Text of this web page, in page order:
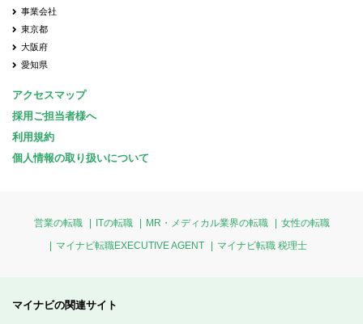
事業会社
東京都
大阪府
愛知県
アクセスマップ
採用ご担当者様へ
利用規約
個人情報の取り扱いについて
営業の転職 ITの転職 MR・メディカル業界の転職
女性の転職
マイナビ転職EXECUTIVE AGENT
マイナビ転職 税理士
マイナビの関連サイト